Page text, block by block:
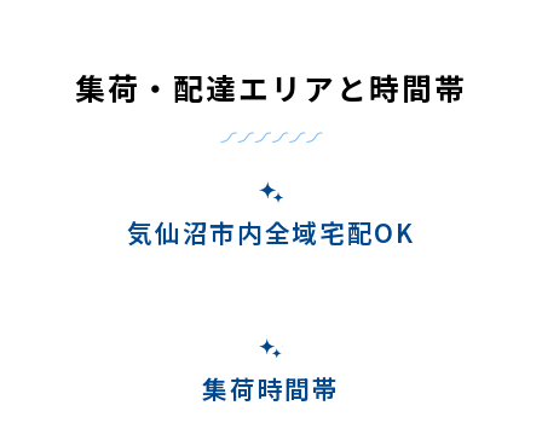
集荷・配達エリアと時間帯
気仙沼市内全域宅配OK
集荷時間帯